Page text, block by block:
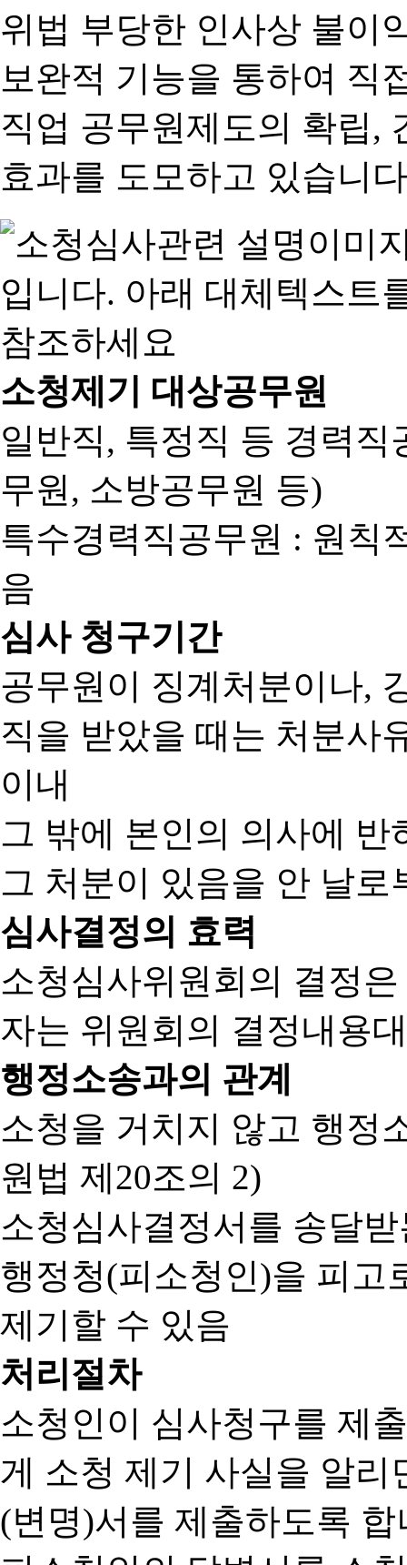
위법 부당한 인사상 불이
보완적 기능을 통하여 직
직업 공무원제도의 확립,
효과를 도모하고 있습니
소청제기 대상공무원
일반직, 특정직 등 경력
무원, 소방공무원 등)
특수경력직공무원 : 원칙
음
심사 청구기간
공무원이 징계처분이나,
직을 받았을 때는 처분사
이내
그 밖에 본인의 의사에
그 처분이 있음을 안 날로
심사결정의 효력
소청심사위원회의 결정
자는 위원회의 결정내용
행정소송과의 관계
소청을 거치지 않고 행정
원법 제20조의 2)
소청심사결정서를 송달
행정청(피소청인)을 피고
제기할 수 있음
처리절차
소청인이 심사청구를 제
게 소청 제기 사실을 알
(변명)서를 제출하도록 합